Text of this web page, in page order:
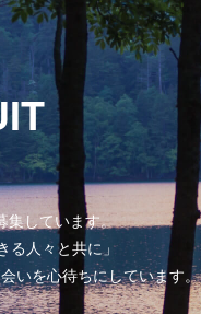
集しています。
る人々と共に」
いを心待ちにしています。